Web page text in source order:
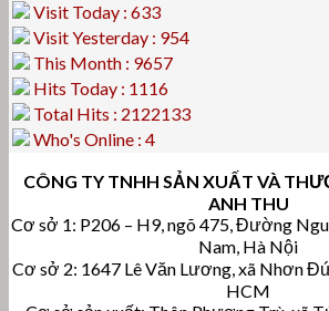
Visit Today : 633
Visit Yesterday : 954
This Month : 9657
Hits Today : 1116
Total Hits : 2122133
Who's Online : 4
CÔNG TY TNHH SẢN XUẤT VÀ
ANH THU
Cơ sở 1: P206 – H9, ngõ 475, Đường
Nam, Hà Nội
Cơ sở 2: 1647 Lê Văn Lương, xã Nhơn
HCM